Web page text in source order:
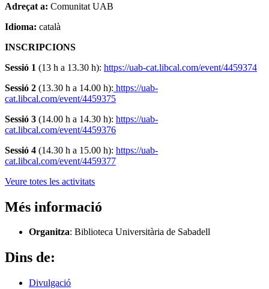
Adreçat a: Comunitat UAB
Idioma: català
INSCRIPCIONS
Sessió 1 (13 h a 13.30 h): https://uab-cat.libcal.com/event/4459374
Sessió 2 (13.30 h a 14.00 h): https://uab-
cat.libcal.com/event/4459375
Sessió 3 (14.00 h a 14.30 h): https://uab-
cat.libcal.com/event/4459376
Sessió 4 (14.30 h a 15.00 h): https://uab-
cat.libcal.com/event/4459377
Veure totes les activitats
Més informació
Organitza: Biblioteca Universitària de Sabadell
Dins de:
Divulgació